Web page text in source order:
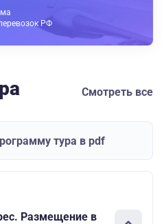
РФ
Смотреть все
тура в pdf
Размещение в